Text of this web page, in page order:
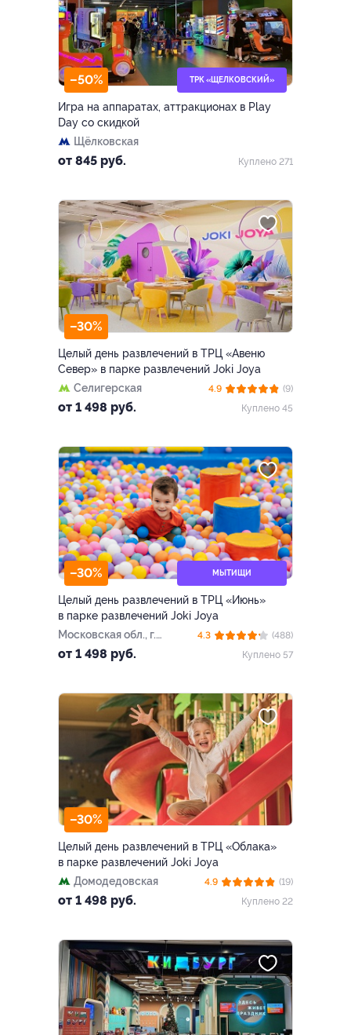
–50% ТРК «ЩЕЛКОВСКИЙ»
Игра на аппаратах, аттракционах в Play
Day со скидкой
Щёлковская
от 845 руб. Куплено 271
–30%
Целый день развлечений в ТРЦ «Авеню
Север» в парке развлечений Joki Joya
Селигерская
от 1 498 руб.
4.9
(9)
Куплено 45
–30% МЫТИЩИ
Целый день развлечений в ТРЦ «Июнь»
в парке развлечений Joki Joya
Московская обл., г.
Мытищи, ул. Мира, д. 51
от 1 498 руб.
4.3
(488)
Куплено 57
–30%
Целый день развлечений в ТРЦ «Облака»
в парке развлечений Joki Joya
Домодедовская
от 1 498 руб.
4.9
(19)
Куплено 22